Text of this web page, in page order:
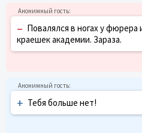
– Повалялся в ногах у фюрера
краешек академии. Зараза.
+ Тебя больше нет!